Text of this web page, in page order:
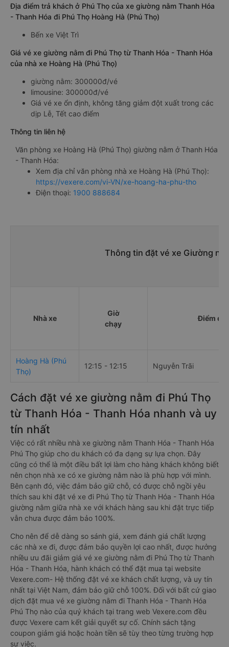
Địa điểm trả khách ở Phú Thọ của xe giường nằm Thanh Hóa
- Thanh Hóa đi Phú Thọ Hoàng Hà (Phú Thọ)
Bến xe Việt Trì
Giá vé xe giường nằm đi Phú Thọ từ Thanh Hóa - Thanh Hóa
của nhà xe Hoàng Hà (Phú Thọ)
giường nằm: 300000đ/vé
limousine: 300000đ/vé
Giá vé xe ổn định, không tăng giảm đột xuất trong các
dịp Lễ, Tết cao điểm
Thông tin liên hệ
Văn phòng xe Hoàng Hà (Phú Thọ) giường nằm ở Thanh Hóa
- Thanh Hóa:
Xem địa chỉ văn phòng nhà xe Hoàng Hà (Phú Thọ):
https://vexere.com/vi-VN/xe-hoang-ha-phu-tho
Điện thoại: 1900 888684
Thông tin đặt vé xe Giường
Nhà xe
Giờ
chạy
Điểm đi
Hoàng Hà (Phú
Thọ)
12:15 - 12:15 Nguyễn Trãi
Cách đặt vé xe giường nằm đi Phú Thọ
từ Thanh Hóa - Thanh Hóa nhanh và uy
tín nhất
Việc có rất nhiều nhà xe giường nằm Thanh Hóa - Thanh Hóa
Phú Thọ giúp cho du khách có đa dạng sự lựa chọn. Đây
cũng có thể là một điều bất lợi làm cho hàng khách không biết
nên chọn nhà xe có xe giường nằm nào là phù hợp với mình.
Bên cạnh đó, việc đảm bảo giữ chỗ, có được chỗ ngồi yêu
thích sau khi đặt vé xe đi Phú Thọ từ Thanh Hóa - Thanh Hóa
giường nằm giữa nhà xe với khách hàng sau khi đặt trực tiếp
vẫn chưa được đảm bảo 100%.
Cho nên để dễ dàng so sánh giá, xem đánh giá chất lượng
các nhà xe đi, được đảm bảo quyền lợi cao nhất, được hưởng
nhiều ưu đãi giảm giá vé xe giường nằm đi Phú Thọ từ Thanh
Hóa - Thanh Hóa, hành khách có thể đặt mua tại website
Vexere.com- Hệ thống đặt vé xe khách chất lượng, và uy tín
nhất tại Việt Nam, đảm bảo giữ chỗ 100%. Đối với bất cứ giao
dịch đặt mua vé xe giường nằm đi Thanh Hóa - Thanh Hóa
Phú Thọ nào của quý khách tại trang web Vexere.com đều
được Vexere cam kết giải quyết sự cố. Chính sách tặng
coupon giảm giá hoặc hoàn tiền sẽ tùy theo từng trường hợp
sự việc.